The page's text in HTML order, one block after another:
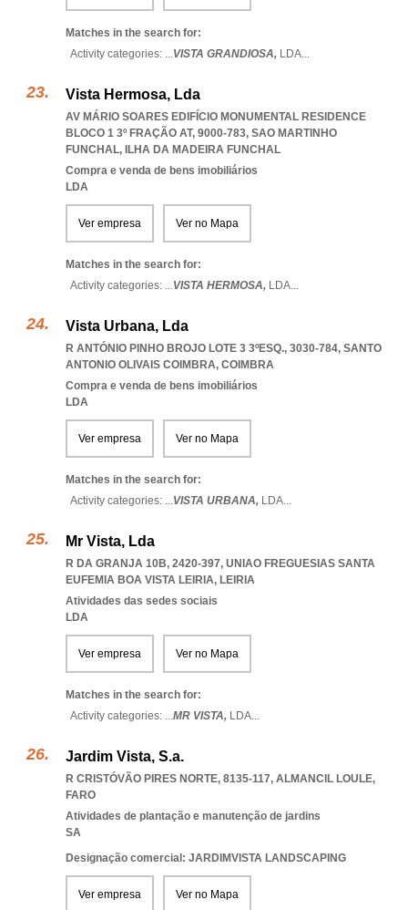
Matches in the search for:
Activity categories: ...VISTA GRANDIOSA, LDA...
Vista Hermosa, Lda
AV MÁRIO SOARES EDIFÍCIO MONUMENTAL RESIDENCE
BLOCO 1 3º FRAÇÃO AT, 9000-783, SAO MARTINHO
FUNCHAL, ILHA DA MADEIRA FUNCHAL
Compra e venda de bens imobiliários
LDA
Ver empresa Ver no Mapa
Matches in the search for:
Activity categories: ...VISTA HERMOSA, LDA...
Vista Urbana, Lda
R ANTÓNIO PINHO BROJO LOTE 3 3ºESQ., 3030-784, SANTO
ANTONIO OLIVAIS COIMBRA, COIMBRA
Compra e venda de bens imobiliários
LDA
Ver empresa Ver no Mapa
Matches in the search for:
Activity categories: ...VISTA URBANA, LDA...
Mr Vista, Lda
R DA GRANJA 10B, 2420-397, UNIAO FREGUESIAS SANTA
EUFEMIA BOA VISTA LEIRIA, LEIRIA
Atividades das sedes sociais
LDA
Ver empresa Ver no Mapa
Matches in the search for:
Activity categories: ...MR VISTA, LDA...
Jardim Vista, S.a.
R CRISTÓVÃO PIRES NORTE, 8135-117, ALMANCIL LOULE,
FARO
Atividades de plantação e manutenção de jardins
SA
Designação comercial: JARDIMVISTA LANDSCAPING
Ver empresa Ver no Mapa